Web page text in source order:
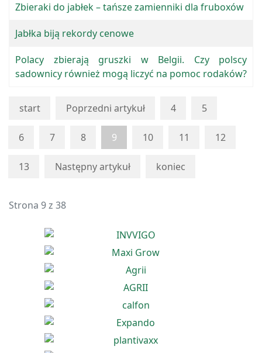
Zbieraki do jabłek – tańsze zamienniki dla fruboxów
Jabłka biją rekordy cenowe
Polacy zbierają gruszki w Belgii. Czy polscy
sadownicy również mogą liczyć na pomoc rodaków?
start Poprzedni artykuł 4 5
6 7 8 9 10 11 12
13 Następny artykuł koniec
Strona 9 z 38